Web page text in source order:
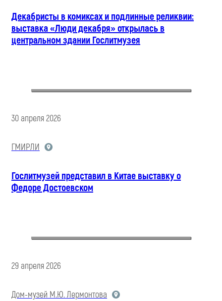
Декабристы в комиксах и подлинные реликвии:
выставка «Люди декабря» открылась в
центральном здании Гослитмузея
30 апреля 2026
ГМИРЛИ
Гослитмузей представил в Китае выставку о
Федоре Достоевском
29 апреля 2026
Дом-музей М.Ю. Лермонтова